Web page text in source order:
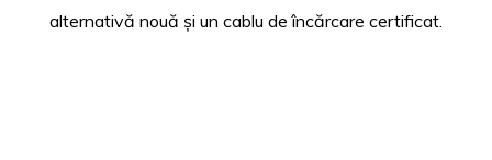
alternativă nouă și un cablu de încărcare certificat.